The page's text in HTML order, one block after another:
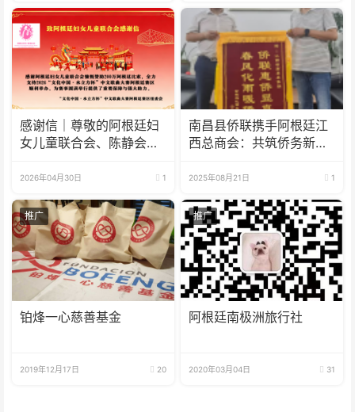
感谢信｜尊敬的阿根廷妇
女儿童联合会、陈静会
2026年04月30日 1
南昌县侨联携手阿根廷江
西总商会：共筑侨务新
2025年08月21日 1
推广
铂烽一心慈善基金
2019年12月17日 20
推广
阿根廷南极洲旅行社
2020年03月04日 31